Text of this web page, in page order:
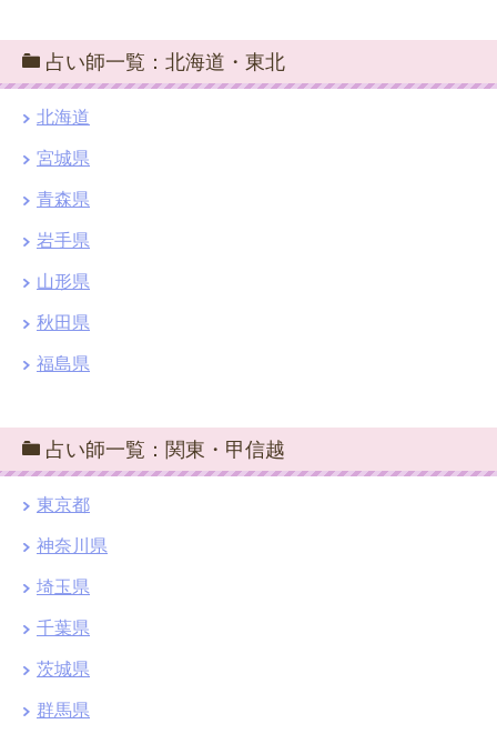
占い師一覧：北海道・東北
北海道
宮城県
青森県
岩手県
山形県
秋田県
福島県
占い師一覧：関東・甲信越
東京都
神奈川県
埼玉県
千葉県
茨城県
群馬県